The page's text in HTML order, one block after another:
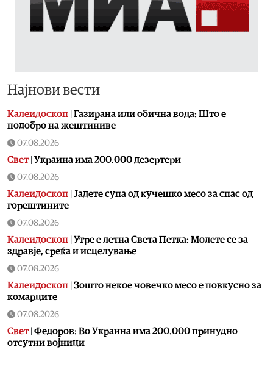
Најнови вести
Калеидоскоп Газирана или обична вода: Што е
подобро на жештиниве
07.08.2026
Свет| Украина има 200.000 дезертери
07.08.2026
Калеидоскоп Jадете супа од кучешко месо за спас од
горештините
07.08.2026
Калеидоскоп Утре е летна Света Петка: Молете се за
здравје, среќа и исцелување
07.08.2026
Калеидоскоп Зошто некое човечко месо е повкусно за
комарците
07.08.2026
Свет| Федоров: Во Украина има 200.000 принудно
отсутни војници